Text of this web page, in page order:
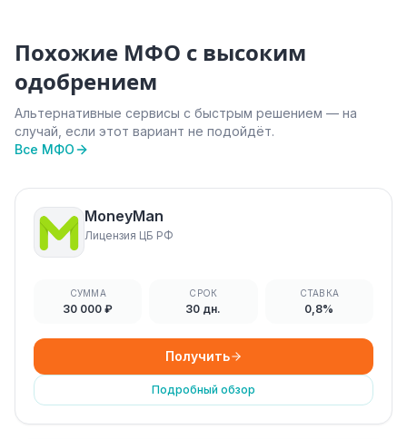
Похожие МФО с высоким
одобрением
Альтернативные сервисы с быстрым решением — на
случай, если этот вариант не подойдёт.
Все МФО
MoneyMan
Лицензия ЦБ РФ
СУММА
30 000 ₽
СРОК
30 дн.
СТАВКА
0,8%
Получить
Подробный обзор